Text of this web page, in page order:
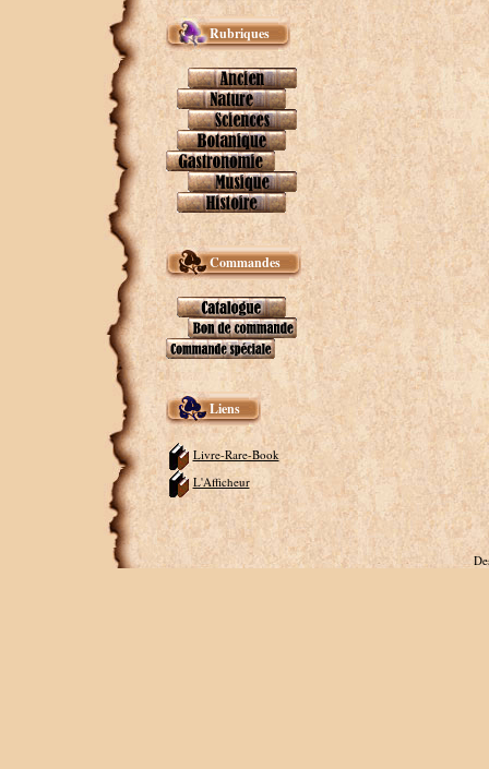
Rubriques
Commandes
Liens
Livre-Rare-Book
L'Afficheur